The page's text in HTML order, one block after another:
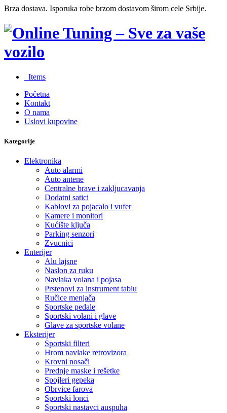
Brza dostava. Isporuka robe brzom dostavom širom cele Srbije.
Items
Početna
Kontakt
O nama
Uslovi kupovine
Kategorije
Elektronika
Auto alarmi
Auto antene
Centralne brave i zakljucavanja
Dodatni satici
Kablovi za pojacalo i vufer
Kamere i monitori
Kućište ključa
Parking senzori
Zvucnici
Enterijer
Alu lajsne
Naslon za ruku
Navlaka volana i pojasa
Prstenovi za instrument tablu
Ručice menjača
Sportske pedale
Sportski volani i glave
Glave za sportske volane
Eksterijer
Sportski filteri
Hrom navlake retrovizora
Krovni nosači
Prednje maske i rešetke
Spojleri gepeka
Obrvice farova
Sportski lonci
Sportski nastavci auspuha